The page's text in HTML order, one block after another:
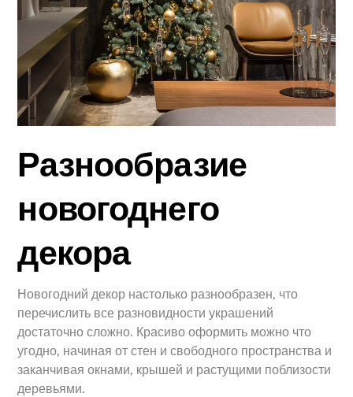
Разнообразие
новогоднего
декора
Новогодний декор настолько разнообразен, что
перечислить все разновидности украшений
достаточно сложно. Красиво оформить можно что
угодно, начиная от стен и свободного пространства и
заканчивая окнами, крышей и растущими поблизости
деревьями.